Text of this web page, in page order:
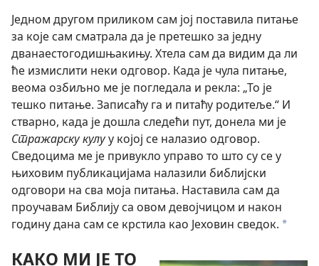
Једном другом приликом сам јој поставила питање
за које сам сматрала да је претешко за једну
дванаестогодишњакињу. Хтела сам да видим да ли
ће измислити неки одговор. Када је чула питање,
веома озбиљно ме је погледала и рекла: „То је
тешко питање. Записаћу га и питаћу родитеље.“ И
стварно, када је дошла следећи пут, донела ми је
Стражарску кулуу којој се налазио одговор.
Сведоцима ме је привукло управо то што су се у
њиховим публикацијама налазили библијски
одговори на сва моја питања. Наставила сам да
проучавам Библију са овом девојчицом и након
годину дана сам се крстила као Јеховин сведок. *
КАКО МИ ЈЕ ТО